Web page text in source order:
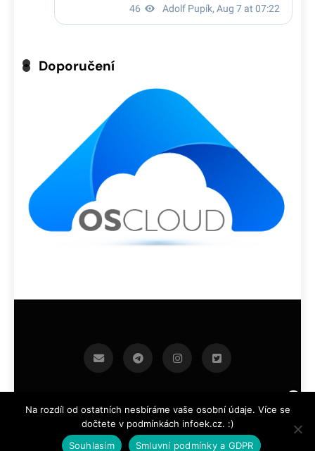
Doporučení
infoek.cz 2026.Developed By BlazeThemes .
Na rozdíl od ostatních nesbíráme vaše osobní údaje. Více se
dočtete v podmínkách infoek.cz. :)
Souhlasím
Smluvní podmínky a GDPR